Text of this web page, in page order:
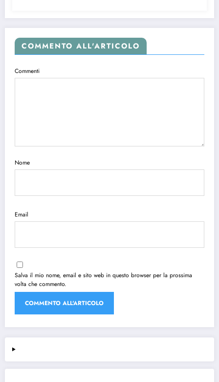
COMMENTO ALL'ARTICOLO
Commenti
Nome
Email
Salva il mio nome, email e sito web in questo browser per la prossima
volta che commento.